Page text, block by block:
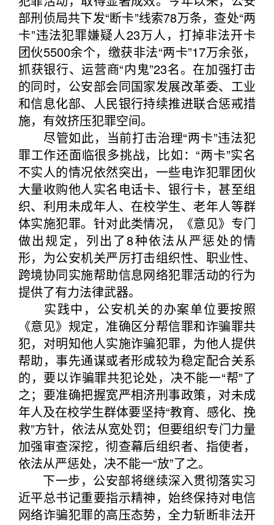
部刑侦局共下发“断卡”线索78万条，查处“两
卡”违法犯罪嫌疑人23万人，打掉非法开卡
团伙5500余个，缴获非法“两卡”17万余张，
抓获银行、运营商“内鬼”23名。在加强打击
的同时，公安部会同国家发展改革委、工业
和信息化部、人民银行持续推进联合惩戒措
施，有效挤压犯罪空间。
尽管如此，当前打击治理“两卡”违法犯
罪工作还面临很多挑战，比如：“两卡”实名
不实人的情况依然突出，一些电诈犯罪团伙
大量收购他人实名电话卡、银行卡，甚至组
织、利用未成年人、在校学生、老年人等群
体实施犯罪。针对此类情况，《意见》专门
做出规定，列出了8种依法从严惩处的情
形，为公安机关严厉打击组织性、职业性、
跨境协同实施帮助信息网络犯罪活动的行为
提供了有力法律武器。
实践中，公安机关的办案单位要按照
《意见》规定，准确区分帮信罪和诈骗罪共
犯，对明知他人实施诈骗犯罪，为他人提供
帮助，事先通谋或者形成较为稳定配合关系
的，要以诈骗罪共犯论处，决不能一“帮”了
之；要准确把握宽严相济刑事政策，对未成
年人及在校学生群体要坚持“教育、感化、挽
救”方针，依法从宽处罚；但要组织专门力量
加强审查深挖，彻查幕后组织者、指使者，
依法从严惩处，决不能一“放”了之。
下一步，公安部将继续深入贯彻落实习
近平总书记重要指示精神，始终保持对电信
网络诈骗犯罪的高压态势，全力斩断非法开